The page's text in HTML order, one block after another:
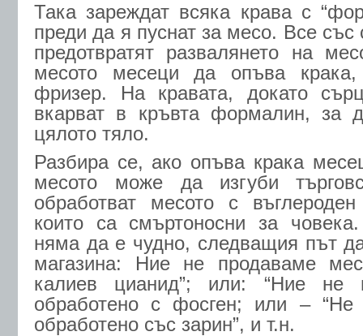
Така зареждат всяка крава с
преди да я пуснат за месо. Все
предотвратят развалянето на
месото месеци да опъва
фризер. На кравата, докато
вкарват в кръвта формалин, за
цялото тяло.
Разбира се, ако опъва крака
месото може да изгуби
обработват месото с
които са смъртоносни за
няма да е чудно, следващия път
магазина: Ние не продаваме
калиев цианид”; или: “Ние не
обработено с фосген; или – “Не
обработено със зарин”, и т.н.